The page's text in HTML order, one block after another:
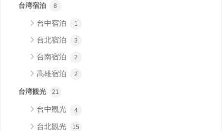
台湾宿泊 8
台中宿泊 1
台北宿泊 3
台南宿泊 2
高雄宿泊 2
台湾観光 21
台中観光 4
台北観光 15